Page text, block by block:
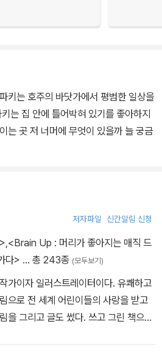
키는 호주의 바닷가에서 평범한 일상을
는 집 안에 틀어박혀 있기를 좋아하지
는 곳 저 너머에 무엇이 있을까 늘 궁금
파키는 헤이거 선장과 함께 폭풍을 헤
바다 땅'을 찾아간다.
저자파일 신간알림 신청
,<Brain Up : 머리가 좋아지는 매직 드
다> … 총 243종 (모두보기)
가이자 일러스트레이터이다. 유쾌하고
으로 전 세계 어린이들의 사랑을 받고
을 그리고 글도 썼다. 쓰고 그린 책으로